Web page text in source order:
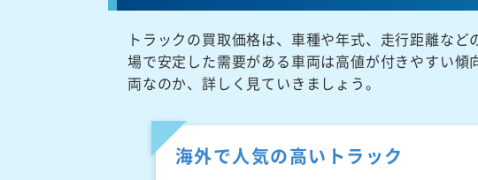
トラックの買取価格は、車種や年式、走行距離な
場で安定した需要がある車両は高値が付きやすい
両なのか、詳しく見ていきましょう。
海外で人気の高いトラック